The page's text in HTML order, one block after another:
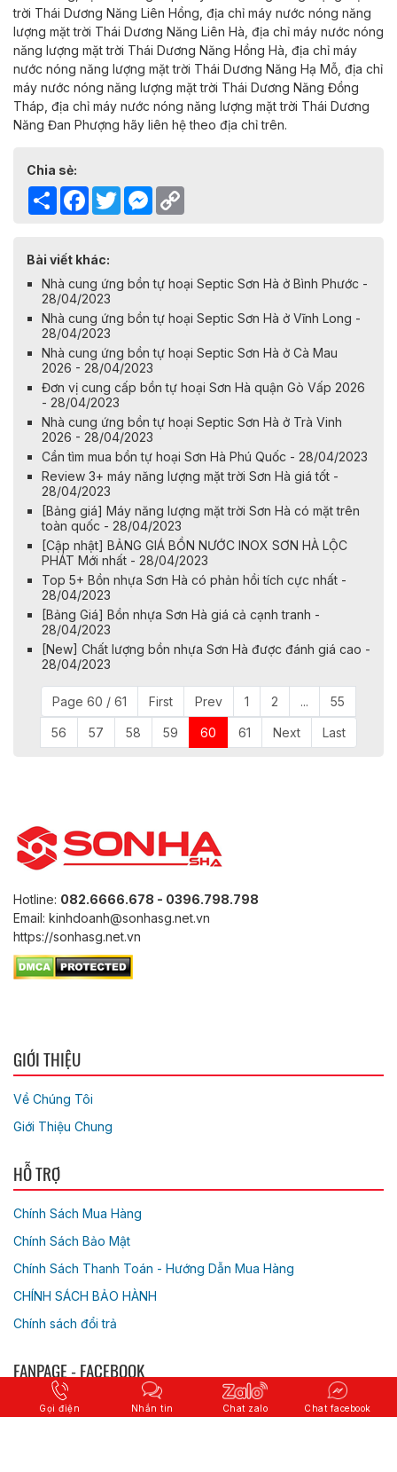
trời Thái Dương Năng Liên Hồng, địa chỉ máy nước nóng năng
lượng mặt trời Thái Dương Năng Liên Hà, địa chỉ máy nước nóng
năng lượng mặt trời Thái Dương Năng Hồng Hà, địa chỉ máy
nước nóng năng lượng mặt trời Thái Dương Năng Hạ Mỗ, địa chỉ
máy nước nóng năng lượng mặt trời Thái Dương Năng Đồng
Tháp, địa chỉ máy nước nóng năng lượng mặt trời Thái Dương
Năng Đan Phượng hãy liên hệ theo địa chỉ trên.
Chia sẻ:
Share Facebook
TwitterMessenger
Bài viết khác:
Nhà cung ứng bồn tự hoại Septic Sơn Hà ở Bình Phước -
28/04/2023
Nhà cung ứng bồn tự hoại Septic Sơn Hà ở Vĩnh Long -
28/04/2023
Nhà cung ứng bồn tự hoại Septic Sơn Hà ở Cà Mau
2026 - 28/04/2023
Đơn vị cung cấp bồn tự hoại Sơn Hà quận Gò Vấp 2026
- 28/04/2023
Nhà cung ứng bồn tự hoại Septic Sơn Hà ở Trà Vinh
2026 - 28/04/2023
Cần tìm mua bồn tự hoại Sơn Hà Phú Quốc - 28/04/2023
Review 3+ máy năng lượng mặt trời Sơn Hà giá tốt -
28/04/2023
[Bảng giá] Máy năng lượng mặt trời Sơn Hà có mặt trên
toàn quốc - 28/04/2023
[Cập nhật] BẢNG GIÁ BỒN NƯỚC INOX SƠN HÀ LỘC
PHÁT Mới nhất - 28/04/2023
Top 5+ Bồn nhựa Sơn Hà có phản hồi tích cực nhất -
28/04/2023
[Bảng Giá] Bồn nhựa Sơn Hà giá cả cạnh tranh -
28/04/2023
[New] Chất lượng bồn nhựa Sơn Hà được đánh giá cao -
28/04/2023
Page 60 / 61 First Prev 1 2 ... 55
56 57 58 59 60 61 Next Last
Hotline: 082.6666.678 - 0396.798.798
Email: kinhdoanh@sonhasg.net.vn
https://sonhasg.net.vn
GIỚI THIỆU
Về Chúng Tôi
Giới Thiệu Chung
HỖ TRỢ
Chính Sách Mua Hàng
Chính Sách Bảo Mật
Chính Sách Thanh Toán - Hướng Dẫn Mua Hàng
CHÍNH SÁCH BẢO HÀNH
Chính sách đổi trả
FANPAGE - FACEBOOK
Gọi điện Nhắn tin Chat zalo Chat facebook